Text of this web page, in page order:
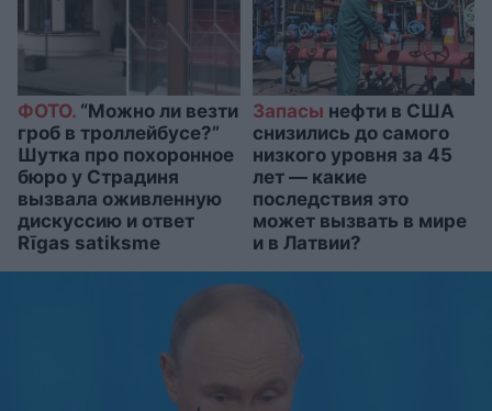
ФОТО. “Можно ли везти
гроб в троллейбусе?”
Шутка про похоронное
бюро у Страдиня
вызвала оживленную
дискуссию и ответ
Rīgas satiksme
Запасы нефти в США
снизились до самого
низкого уровня за 45
лет — какие
последствия это
может вызвать в мире
и в Латвии?